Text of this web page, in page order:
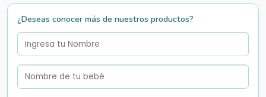
¿Deseas conocer más de nuestros productos?